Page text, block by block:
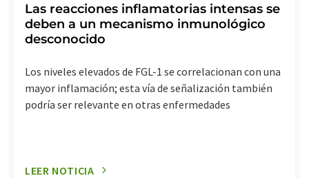
Las reacciones inflamatorias intensas se
deben a un mecanismo inmunológico
desconocido
Los niveles elevados de FGL-1 se correlacionan con una
mayor inflamación; esta vía de señalización también
podría ser relevante en otras enfermedades
LEER NOTICIA